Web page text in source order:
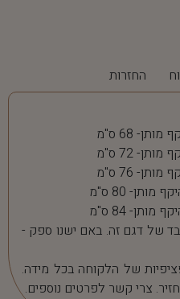
החזרות
של דגם זה. באם ישנו ספק -
של הלקוחה בכל מידה.
צרי קשר לפרטים נוספים.